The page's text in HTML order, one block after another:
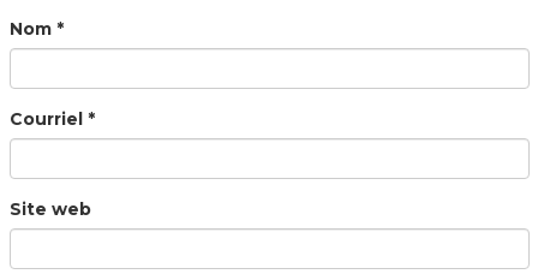
Nom *
Courriel *
Site web